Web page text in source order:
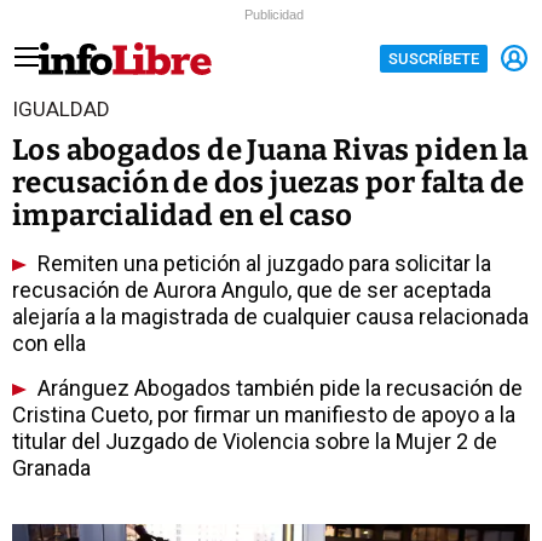
Publicidad
SUSCRÍBETE
IGUALDAD
Los abogados de Juana Rivas piden la
recusación de dos juezas por falta de
imparcialidad en el caso
Remiten una petición al juzgado para solicitar la
recusación de Aurora Angulo, que de ser aceptada
alejaría a la magistrada de cualquier causa relacionada
con ella
Aránguez Abogados también pide la recusación de
Cristina Cueto, por firmar un manifiesto de apoyo a la
titular del Juzgado de Violencia sobre la Mujer 2 de
Granada